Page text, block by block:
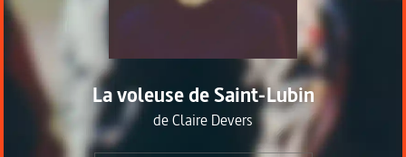
La voleuse de Saint-Lubin
deClaire Devers